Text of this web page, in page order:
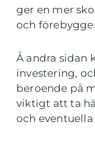
ger en mer
och
Å andra sidan
investering,
beroende på
viktigt att ta
och